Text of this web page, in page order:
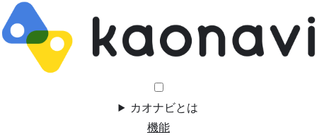
カオナビとは
機能